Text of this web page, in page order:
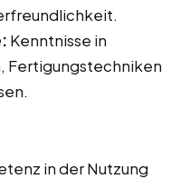
Kenntnisse in
Fertigungstechniken
in der Nutzung